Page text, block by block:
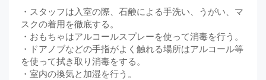
・スタッフは入室の際、石鹸による手洗い、うがい、マ
スクの着用を徹底する。
・おもちゃはアルコールスプレーを使って消毒を行う。
・ドアノブなどの手指がよく触れる場所はアルコール等
を使って拭き取り消毒をする。
・室内の換気と加湿を行う。